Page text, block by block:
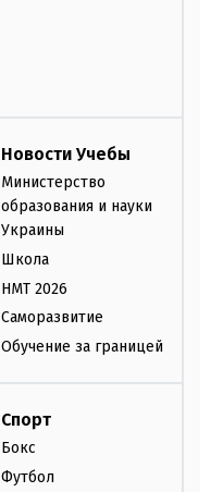
Новости Учебы
Министерство
образования и науки
Украины
Школа
НМТ 2026
Саморазвитие
Обучение за границей
Спорт
Бокс
Футбол